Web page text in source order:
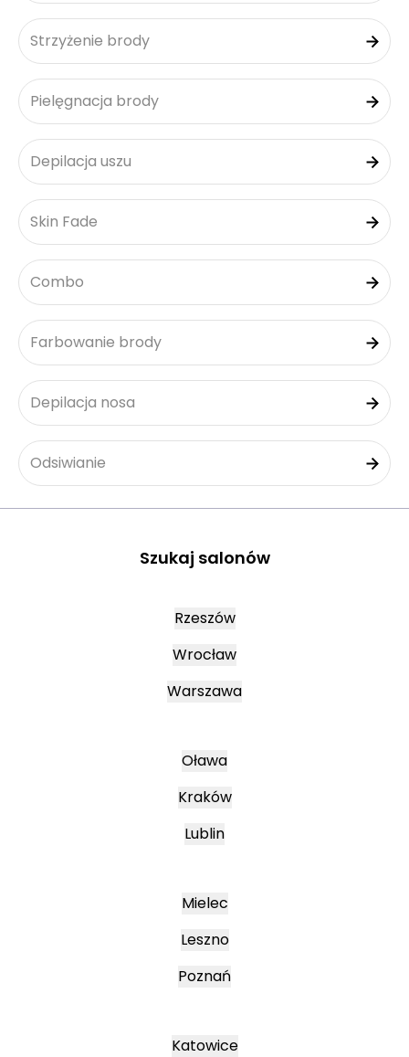
Strzyżenie brody
Pielęgnacja brody
Depilacja uszu
Skin Fade
Combo
Farbowanie brody
Depilacja nosa
Odsiwianie
Szukaj salonów
Rzeszów
Wrocław
Warszawa
Oława
Kraków
Lublin
Mielec
Leszno
Poznań
Katowice